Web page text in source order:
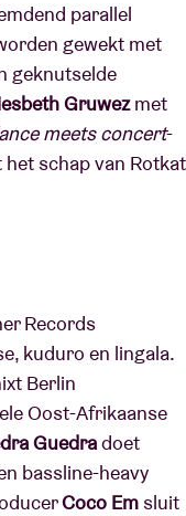
parallel
gewekt met
geknutselde
Gruwezmet
meets concert-
schap van Rotkat
Records
kuduro en lingala.
Berlin
Oost-Afrikaanse
Guedradoet
bassline-heavy
Coco Em sluit